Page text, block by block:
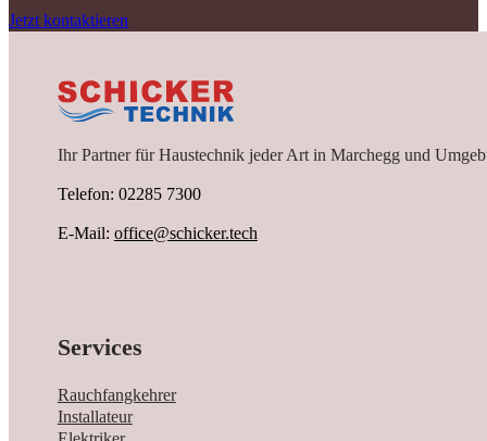
Jetzt kontaktieren
Ihr Partner für Haustechnik jeder Art in Marchegg und
Telefon: 02285 7300
E-Mail: office@schicker.tech
Services
Rauchfangkehrer
Installateur